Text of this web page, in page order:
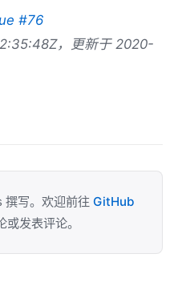
#76
，更新于 2020-
写。欢迎前往 GitHub
或发表评论。